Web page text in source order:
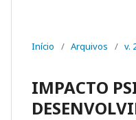
Início / Arquivos / v.
IMPACTO